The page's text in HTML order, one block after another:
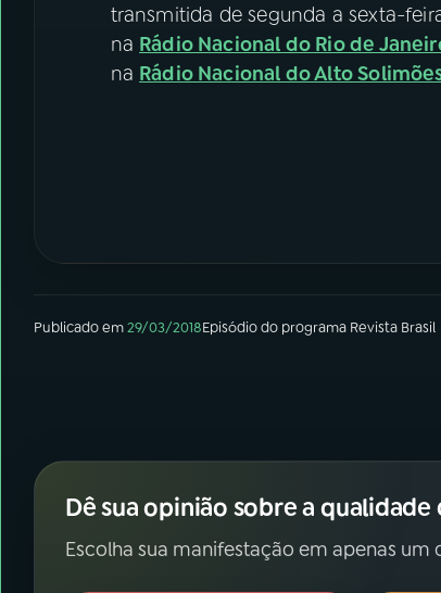
transmitida de segunda a sexta-
na Rádio Nacional do Rio de
na Rádio Nacional do Alto
Publicado em29/03/2018Episódiodo programa Revista Brasil
Dê sua opinião sobre a
Escolha sua manifestação em apenas um